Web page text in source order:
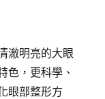
澈明亮的大眼
色，更科學、
眼部整形方